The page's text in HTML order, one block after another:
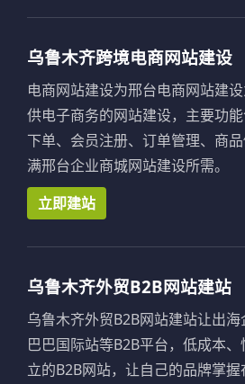
乌鲁木齐跨境电商网站建设
电商网站建设为邢台电商网站建
供电子商务的网站建设，主要功
下单、会员注册、订单管理、商品
满邢台企业商城网站建设所需。
立即建站
乌鲁木齐外贸B2B网站建站
乌鲁木齐外贸B2B网站建站让出
巴巴国际站等B2B平台，低成本
立的B2B网站，让自己的品牌掌